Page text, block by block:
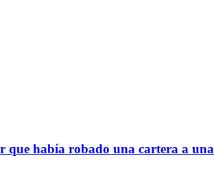
que había robado una cartera a